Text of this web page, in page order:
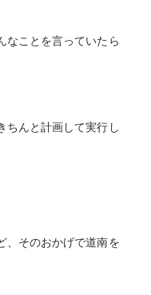
なことを言っていたら
ちんと計画して実行し
、そのおかげで道南を